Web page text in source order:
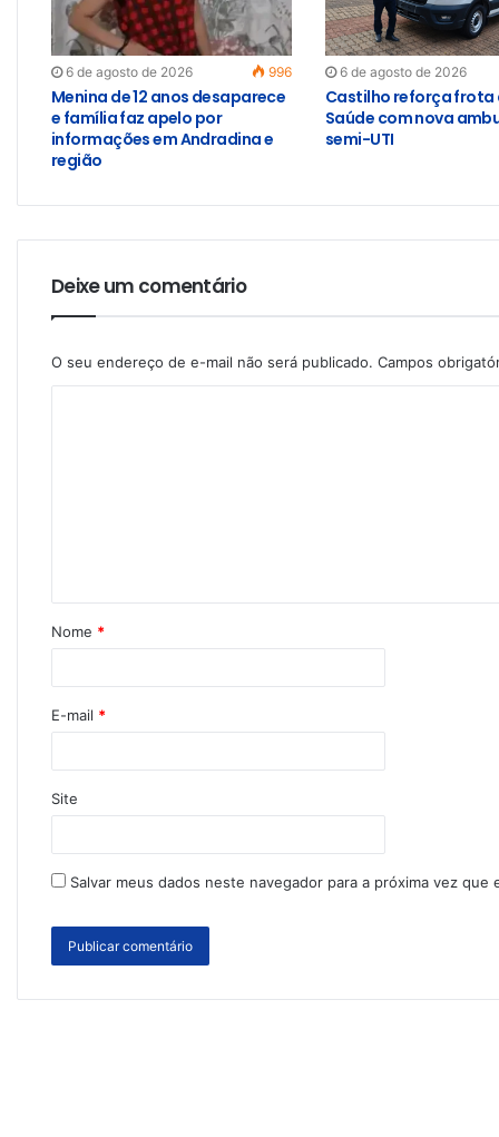
6 de agosto de 2026 996
Menina de 12 anos desaparece
e família faz apelo por
informações em Andradina e
região
6 de agosto de 2026
Castilho reforça frota
Saúde com nova
semi-UTI
Deixe um comentário
O seu endereço de e-mail não será publicado. Campos
Nome *
E-mail *
Site
Salvar meus dados neste navegador para a próxima vez que